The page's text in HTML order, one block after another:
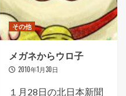
その他
メガネからウロ子
2010年1月30日
１月28日の北日本新聞